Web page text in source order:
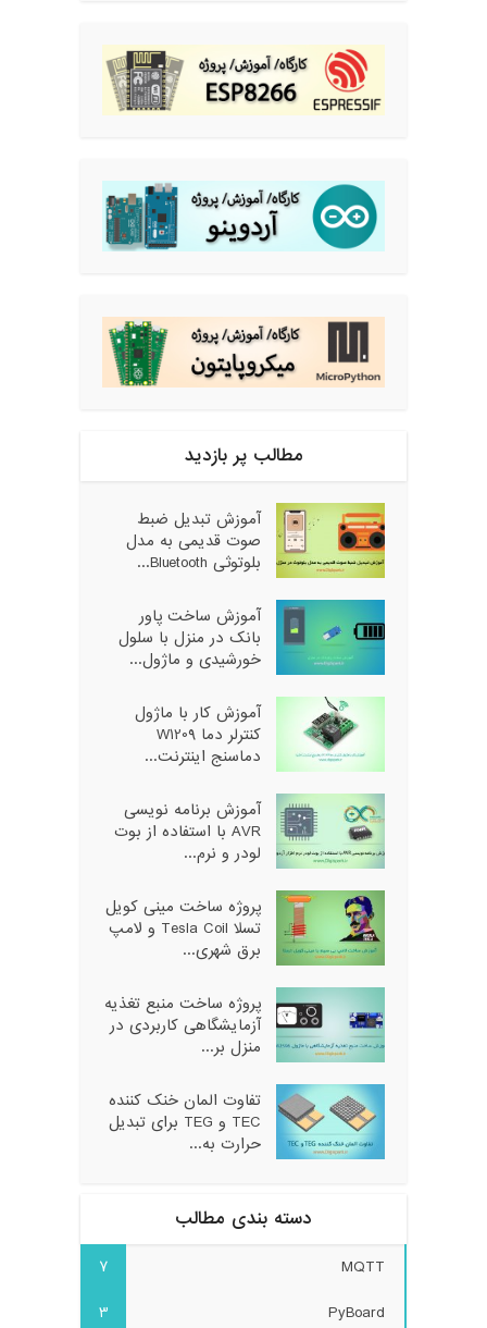
مطالب پر بازدید
آموزش تبدیل ضبط
صوت قدیمی به مدل
بلوتوثی Bluetooth...
آموزش ساخت پاور
بانک در منزل با سلول
خورشیدی و ماژول...
آموزش کار با ماژول
کنترلر دما W1209
دماسنج اینترنت...
آموزش برنامه نویسی
AVR با استفاده از بوت
لودر و نرم...
پروژه ساخت مینی کویل
تسلا Tesla Coil و لامپ
برق شهری...
پروژه ساخت منبع تغذیه
آزمایشگاهی کاربردی در
منزل بر...
تفاوت المان خنک کننده
TEC و TEG برای تبدیل
حرارت به...
دسته بندی مطالب
MQTT
7
PyBoard
3